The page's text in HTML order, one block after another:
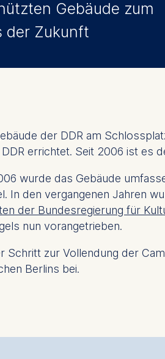
Gebäude zum
der Zukunft
der DDR am
errichtet. Seit 2006 ist es
wurde das Gebäude
In den vergangenen Jahren
der Bundesregierung für
nun vorangetrieben.
Schritt zur Vollendung der
Berlins bei.